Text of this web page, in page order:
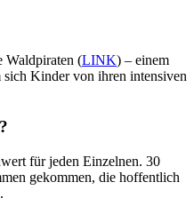
Waldpiraten (LINK) – einem
Kinder von ihren intensiven
?
für jeden Einzelnen. 30
gekommen, die hoffentlich